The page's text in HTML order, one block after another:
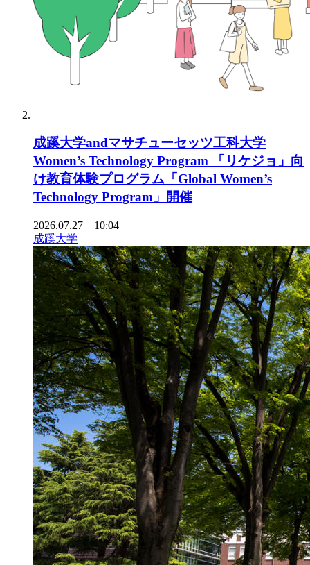
成蹊大学andマサチューセッツ工科大学
Women’s Technology Program 「リケジョ」向
け教育体験プログラム「Global Women’s
Technology Program」開催
2026.07.27 10:04
成蹊大学